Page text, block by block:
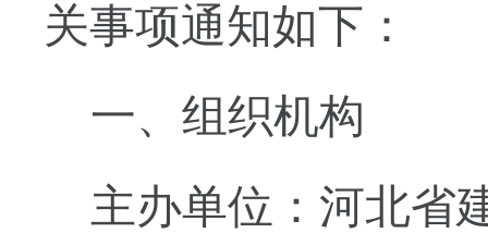
关事项通知如下：
一、组织机构
主办单位：河北省